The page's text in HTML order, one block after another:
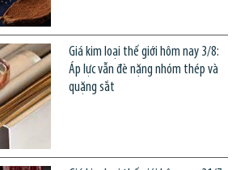
Giá kim loại thế giới hôm nay 3/8:
Áp lực vẫn đè nặng nhóm thép và
quặng sắt